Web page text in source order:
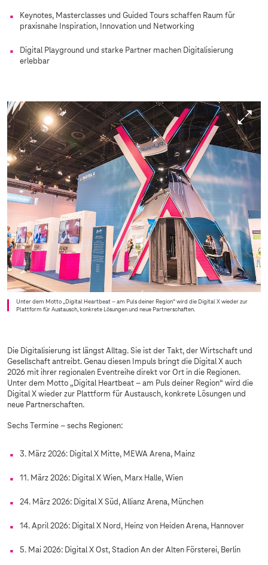
Keynotes, Masterclasses und Guided Tours schaffen Raum für
praxisnahe Inspiration, Innovation und Networking
Digital Playground und starke Partner machen Digitalisierung
erlebbar
Unter dem Motto „Digital Heartbeat – am Puls deiner Region“ wird die Digital X wieder zur
Plattform für Austausch, konkrete Lösungen und neue Partnerschaften.
Die Digitalisierung ist längst Alltag. Sie ist der Takt, der Wirtschaft und
Gesellschaft antreibt. Genau diesen Impuls bringt die Digital X auch
2026 mit ihrer regionalen Eventreihe direkt vor Ort in die Regionen.
Unter dem Motto „Digital Heartbeat – am Puls deiner Region“ wird die
Digital X wieder zur Plattform für Austausch, konkrete Lösungen und
neue Partnerschaften.
Sechs Termine – sechs Regionen:
3. März 2026: Digital X Mitte, MEWA Arena, Mainz
11. März 2026: Digital X Wien, Marx Halle, Wien
24. März 2026: Digital X Süd, Allianz Arena, München
14. April 2026: Digital X Nord, Heinz von Heiden Arena, Hannover
5. Mai 2026: Digital X Ost, Stadion An der Alten Försterei, Berlin